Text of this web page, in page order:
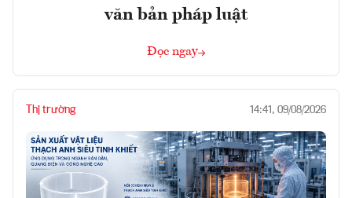
văn bản pháp luật
Đọc ngay
Thị trường 14:41, 09/08/2026